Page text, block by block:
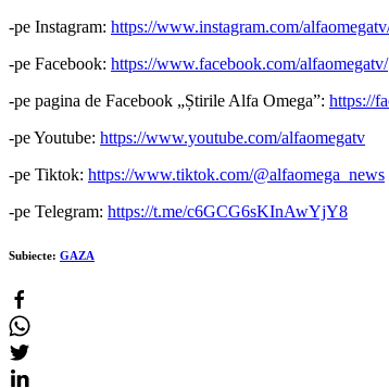
-pe Instagram: https://www.instagram.com/
-pe Facebook: https://www.facebook.com/alfaomegatv/
-pe pagina de Facebook „Știrile Alfa Omega”: https://
-pe Youtube: https://www.youtube.com/alfaomegatv
-pe Tiktok: https://www.tiktok.com/@alfaomega_news
-pe Telegram: https://t.me/c6GCG6sKInAwYjY8
Subiecte: GAZA